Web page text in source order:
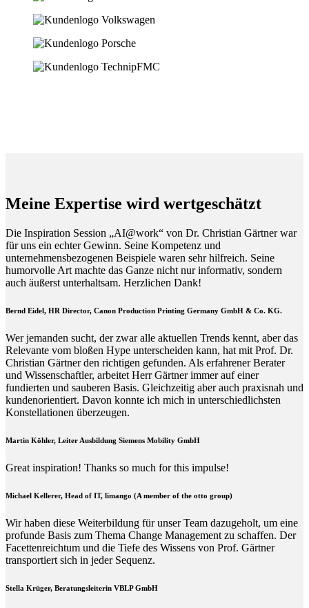
Meine Expertise wird wertgeschätzt
Die Inspiration Session „AI@work“ von Dr. Christian Gärtner war
für uns ein echter Gewinn. Seine Kompetenz und
unternehmensbezogenen Beispiele waren sehr hilfreich. Seine
humorvolle Art machte das Ganze nicht nur informativ, sondern
auch äußerst unterhaltsam. Herzlichen Dank!
Bernd Eidel, HR Director, Canon Production Printing Germany GmbH & Co. KG.
Wer jemanden sucht, der zwar alle aktuellen Trends kennt, aber das
Relevante vom bloßen Hype unterscheiden kann, hat mit Prof. Dr.
Christian Gärtner den richtigen gefunden. Als erfahrener Berater
und Wissenschaftler, arbeitet Herr Gärtner immer auf einer
fundierten und sauberen Basis. Gleichzeitig aber auch praxisnah und
kundenorientiert. Davon konnte ich mich in unterschiedlichsten
Konstellationen überzeugen.
Martin Köhler, Leiter Ausbildung Siemens Mobility GmbH
Great inspiration! Thanks so much for this impulse!
Michael Kellerer, Head of IT, limango (A member of the otto group)
Wir haben diese Weiterbildung für unser Team dazugeholt, um eine
profunde Basis zum Thema Change Management zu schaffen. Der
Facettenreichtum und die Tiefe des Wissens von Prof. Gärtner
transportiert sich in jeder Sequenz.
Stella Krüger, Beratungsleiterin VBLP GmbH